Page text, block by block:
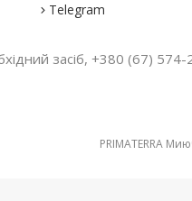
Telegram
засіб, +380 (67) 574-